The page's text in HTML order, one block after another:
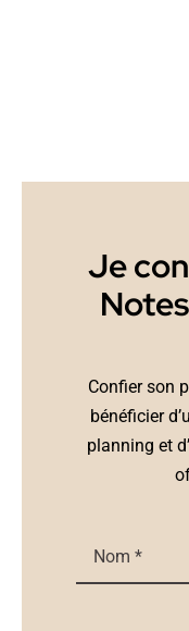
Je
Confier son
bénéficier
planning et